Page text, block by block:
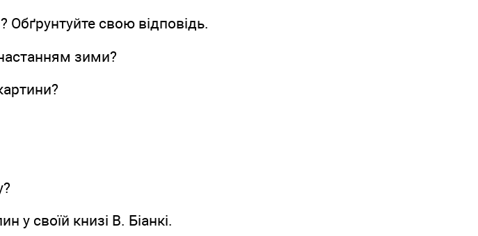
свою відповідь.
зими?
у своїй книзі В. Біанкі.